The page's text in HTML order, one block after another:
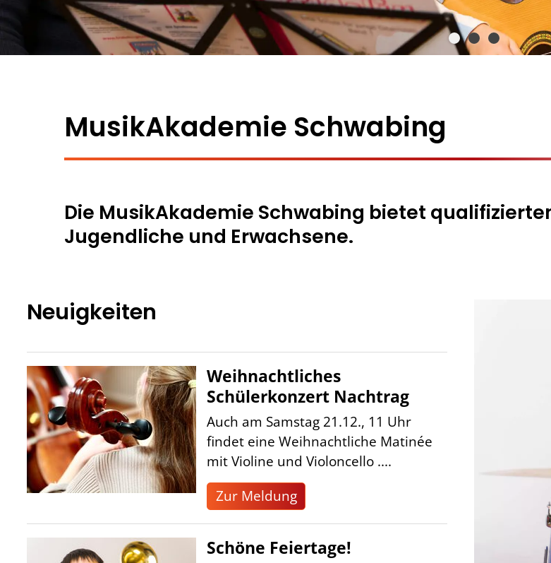
MusikAkademie Schwabing
Die MusikAkademie Schwabing bietet
Jugendliche und Erwachsene.
Neuigkeiten
Weihnachtliches
Schülerkonzert Nachtrag
Auch am Samstag 21.12., 11 Uhr
findet eine Weihnachtliche Matinée
mit Violine und Violoncello ....
Zur Meldung
Schöne Feiertage!